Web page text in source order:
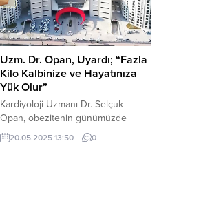
Uzm. Dr. Opan, Uyardı; “Fazla
Kilo Kalbinize ve Hayatınıza
Yük Olur”
Kardiyoloji Uzmanı Dr. Selçuk
Opan, obezitenin günümüzde
küresel bir sağlık tehdidi haline
geldiğini belirterek, bu durumun
20.05.2025 13:50 0